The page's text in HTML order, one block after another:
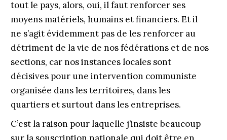
tout le pays, alors, oui, il faut renforcer ses
moyens matériels, humains et financiers. Et il
ne s’agit évidemment pas de les renforcer au
détriment de la vie de nos fédérations et de nos
sections, car nos instances locales sont
décisives pour une intervention communiste
organisée dans les territoires, dans les
quartiers et surtout dans les entreprises.
C’est la raison pour laquelle j’insiste beaucoup